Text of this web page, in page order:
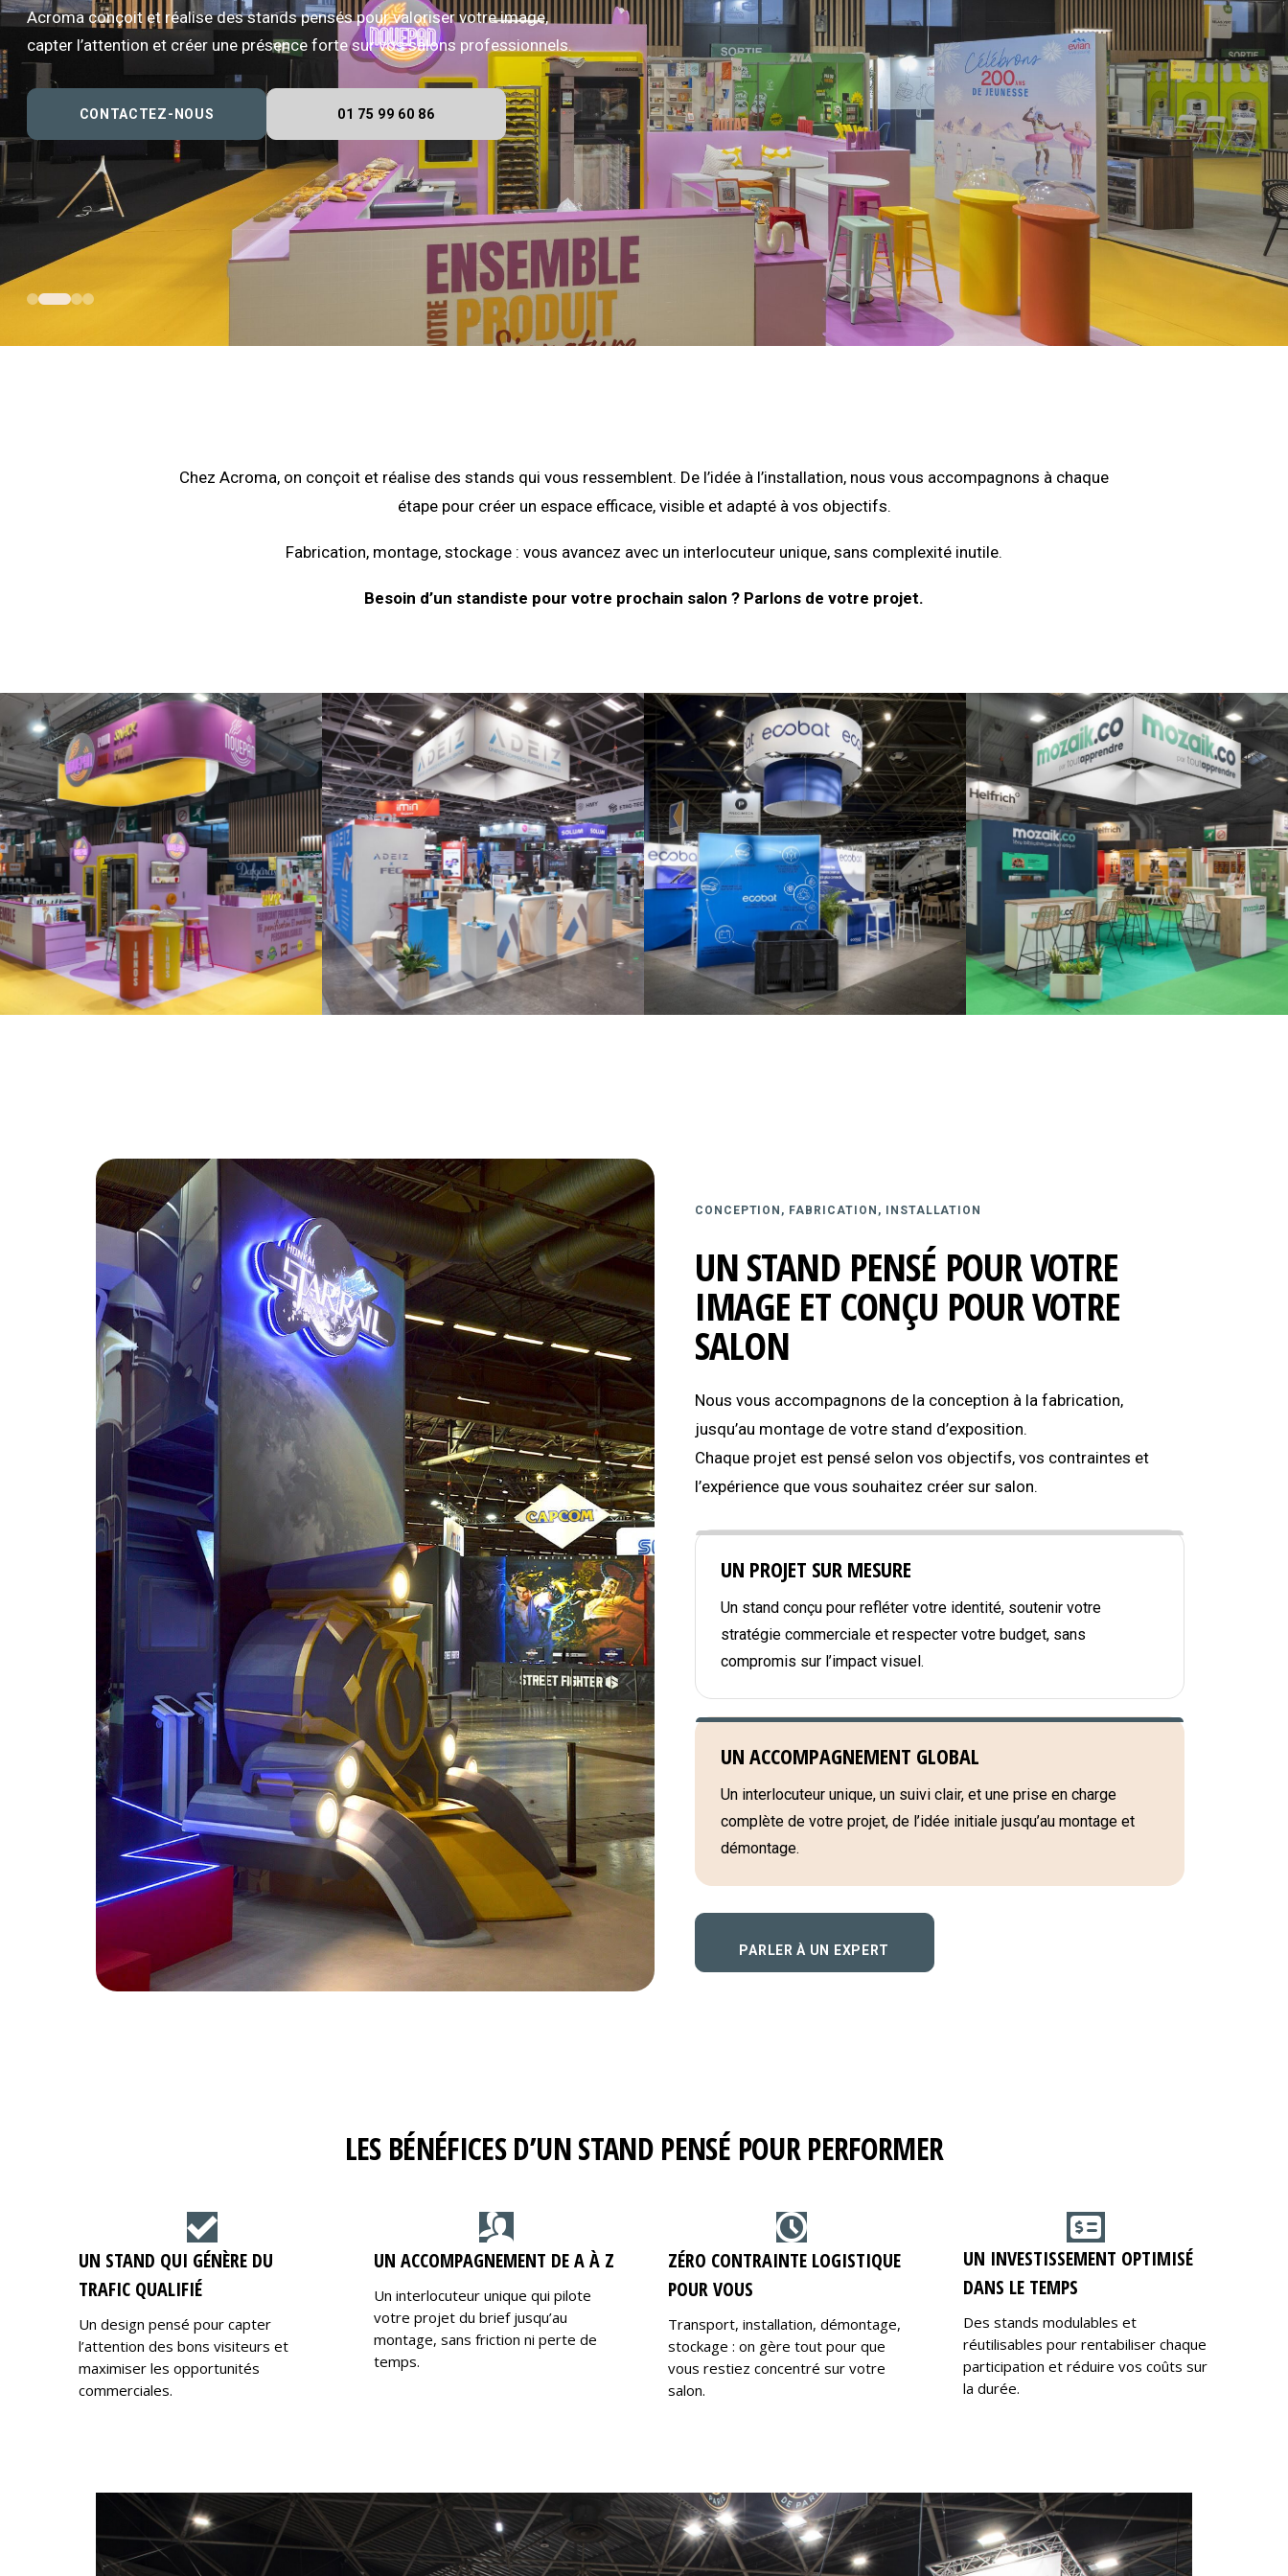
Acroma conçoit et réalise des stands pensés pour valoriser votre image,
capter l’attention et créer une présence forte sur vos salons professionnels.
CONTACTEZ-NOUS 01 75 99 60 86
Chez Acroma, on conçoit et réalise des stands qui vous ressemblent. De l’idée à l’installation, nous vous accompagnons à chaque
étape pour créer un espace efficace, visible et adapté à vos objectifs.
Fabrication, montage, stockage : vous avancez avec un interlocuteur unique, sans complexité inutile.
Besoin d’un standiste pour votre prochain salon ? Parlons de votre projet.
CONCEPTION, FABRICATION, INSTALLATION
UN STAND PENSÉ POUR VOTRE
IMAGE ET CONÇU POUR VOTRE
SALON
Nous vous accompagnons de la conception à la fabrication,
jusqu’au montage de votre stand d’exposition.
Chaque projet est pensé selon vos objectifs, vos contraintes et
l’expérience que vous souhaitez créer sur salon.
UN PROJET SUR MESURE
Un stand conçu pour refléter votre identité, soutenir votre
stratégie commerciale et respecter votre budget, sans
compromis sur l’impact visuel.
UN ACCOMPAGNEMENT GLOBAL
Un interlocuteur unique, un suivi clair, et une prise en charge
complète de votre projet, de l’idée initiale jusqu’au montage et
démontage.
PARLER À UN EXPERT
LES BÉNÉFICES D’UN STAND PENSÉ POUR PERFORMER
UN STAND QUI GÉNÈRE DU
TRAFIC QUALIFIÉ
Un design pensé pour capter
l’attention des bons visiteurs et
maximiser les opportunités
commerciales.
UN ACCOMPAGNEMENT DE A À Z
Un interlocuteur unique qui pilote
votre projet du brief jusqu’au
montage, sans friction ni perte de
temps.
ZÉRO CONTRAINTE LOGISTIQUE
POUR VOUS
Transport, installation, démontage,
stockage : on gère tout pour que
vous restiez concentré sur votre
salon.
UN INVESTISSEMENT OPTIMISÉ
DANS LE TEMPS
Des stands modulables et
réutilisables pour rentabiliser chaque
participation et réduire vos coûts sur
la durée.